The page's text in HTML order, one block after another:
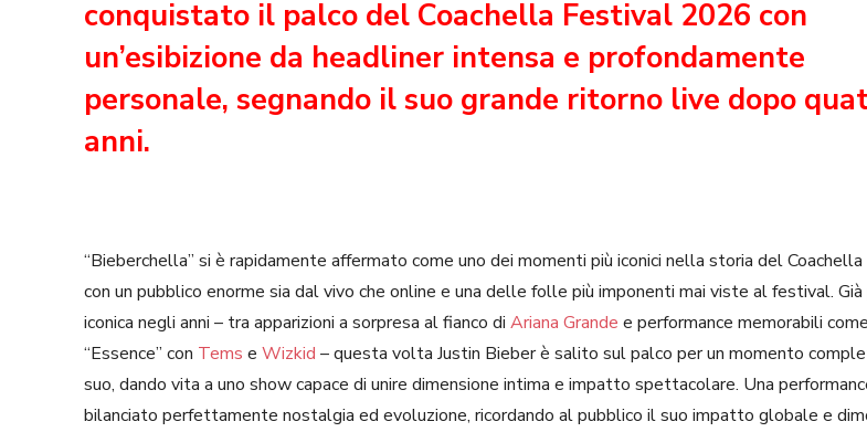
conquistato il palco del Coachella Festival 2026 con
un’esibizione da headliner intensa e profondamente
personale, segnando il suo grande ritorno live dopo
anni.
“Bieberchella” si è rapidamente affermato come uno dei momenti più iconici nella storia del
con un pubblico enorme sia dal vivo che online e una delle folle più imponenti mai viste al festival. Già
iconica negli anni – tra apparizioni a sorpresa al fianco di Ariana Grande e performance memorabili
“Essence” con Tems e Wizkid – questa volta Justin Bieber è salito sul palco per un momento
suo, dando vita a uno show capace di unire dimensione intima e impatto spettacolare. Una
bilanciato perfettamente nostalgia ed evoluzione, ricordando al pubblico il suo impatto globale e